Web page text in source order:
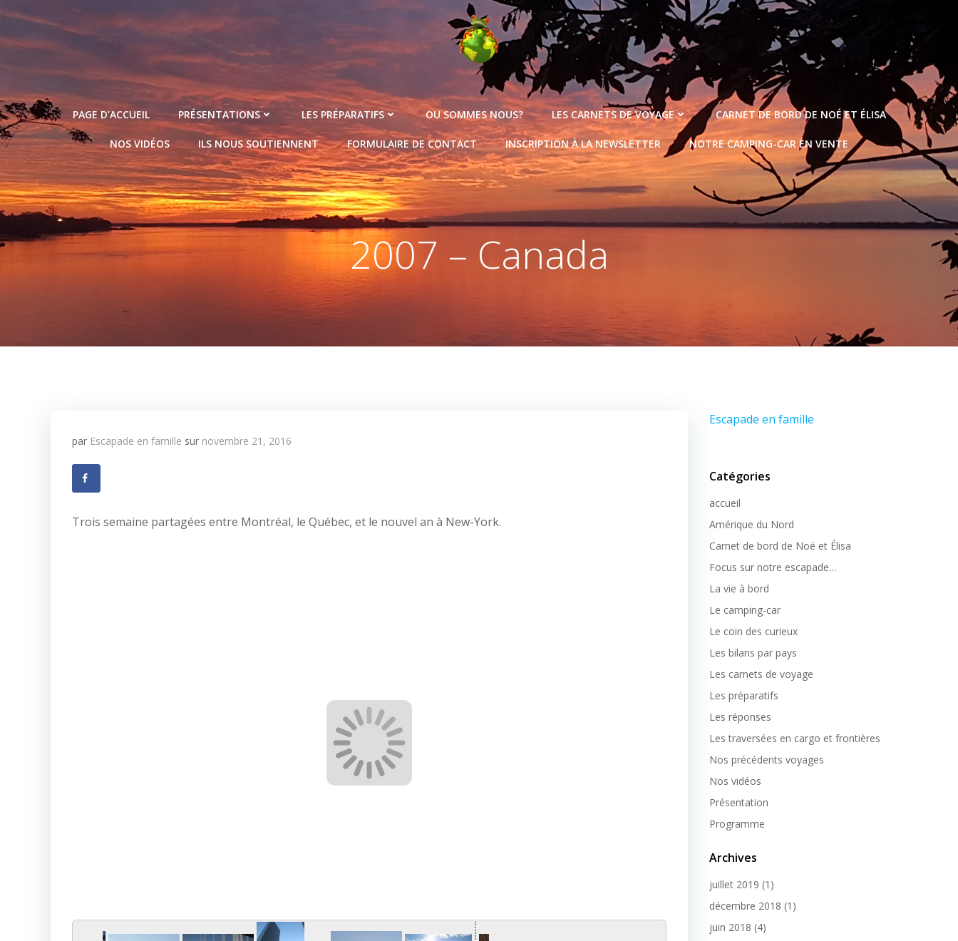
Aller
contenu
PAGE D’ACCUEIL PRÉSENTATIONS LES PRÉPARATIFS OU SOMMES NOUS? LES CARNETS DE VOYAGE CARNET DE BORD DE NOÉ ET ÉLISA
NOS VIDÉOS ILS NOUS SOUTIENNENT FORMULAIRE DE CONTACT INSCRIPTION À LA NEWSLETTER NOTRE CAMPING-CAR EN VENTE
2007 – Canada
par Escapade en famille sur novembre 21, 2016
Trois semaine partagées entre Montréal, le Québec, et le nouvel an à New-York.
Escapade en famille
Catégories
accueil
Amérique du Nord
Carnet de bord de Noé et Élisa
Focus sur notre escapade…
La vie à bord
Le camping-car
Le coin des curieux
Les bilans par pays
Les carnets de voyage
Les préparatifs
Les réponses
Les traversées en cargo et frontières
Nos précédents voyages
Nos vidéos
Présentation
Programme
Archives
juillet 2019 (1)
décembre 2018 (1)
juin 2018 (4)